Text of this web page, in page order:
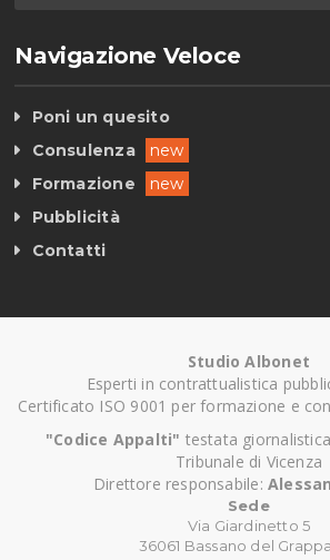
Navigazione Veloce
Poni un quesito
Consulenza
new
Formazione
new
Pubblicità
Contatti
Studio Albonet
Esperti in contrattualistica
Certificato ISO 9001 per formazione e
"Codice Appalti" testata
Tribunale di Vicenza
Direttore responsabile:
Sede
Via Giardinetto 5
36061 Bassano del